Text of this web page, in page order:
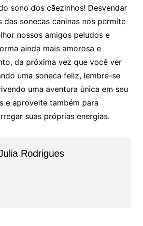
sono dos cãezinhos! Desvendar
das sonecas caninas nos permite
nossos amigos peludos e
ainda mais amorosa e
da próxima vez que você ver
uma soneca feliz, lembre-se
uma aventura única em seu
e aproveite também para
suas próprias energias.
Rodrigues